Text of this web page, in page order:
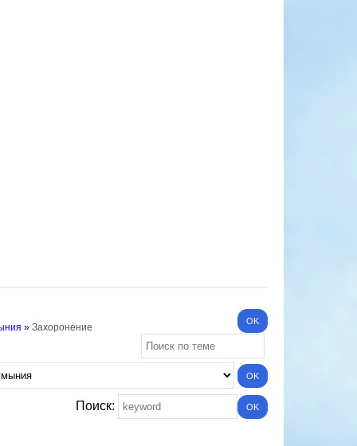
» Захоронение
Поиск: